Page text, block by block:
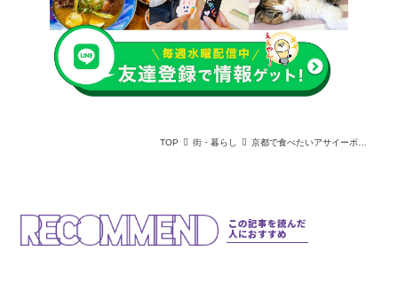
TOP 街・暮らし
この記事を読んだ
人におすすめ